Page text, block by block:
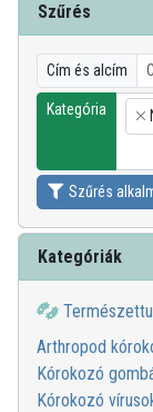
Szűrés
Cím és alcím
Kategória
×
Szűrés
Kategóriák
Arthropod
Kórokozó
Kórokozó